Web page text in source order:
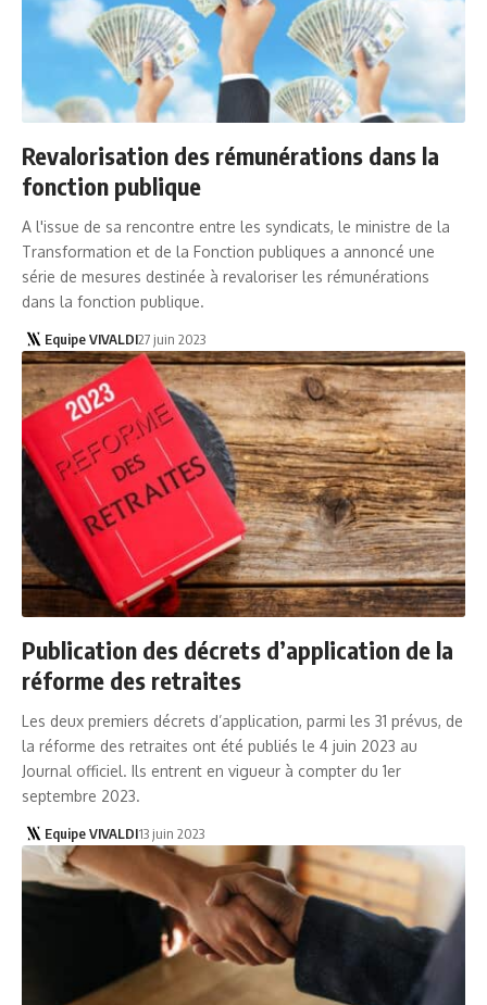
Revalorisation des rémunérations dans la
fonction publique
A l'issue de sa rencontre entre les syndicats, le ministre de la
Transformation et de la Fonction publiques a annoncé une
série de mesures destinée à revaloriser les rémunérations
dans la fonction publique.
Equipe VIVALDI27 juin 2023
Publication des décrets d’application de la
réforme des retraites
Les deux premiers décrets d’application, parmi les 31 prévus, de
la réforme des retraites ont été publiés le 4 juin 2023 au
Journal officiel. Ils entrent en vigueur à compter du 1er
septembre 2023.
Equipe VIVALDI13 juin 2023